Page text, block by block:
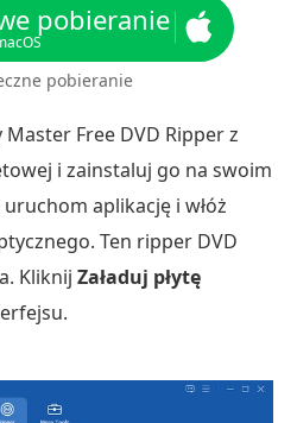
pobieranie
pobieranie
Free DVD Ripper z
i zainstaluj go na swoim
aplikację i włóż
Ten ripper DVD
Kliknij Załaduj płytę